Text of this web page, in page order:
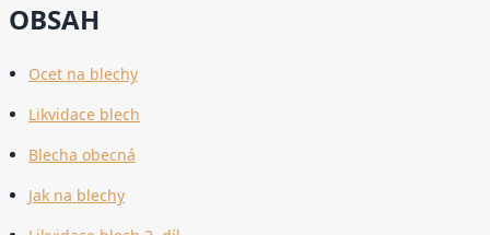
OBSAH
Ocet na blechy
Likvidace blech
Blecha obecná
Jak na blechy